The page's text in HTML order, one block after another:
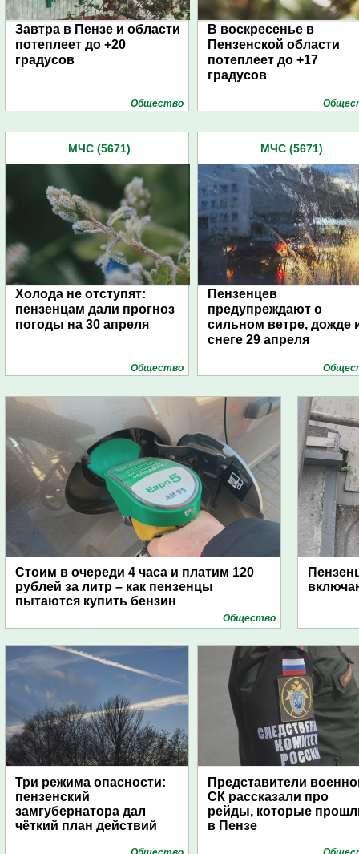
Завтра в Пензе и области
потеплеет до +20
градусов
Общество
В воскресенье в
Пензенской области
потеплеет до +17
градусов
МЧС (5671)
Холода не отступят:
пензенцам дали прогноз
погоды на 30 апреля
Общество
МЧС (5671)
Пензенцев
предупреждают о
сильном ветре, дожде
снеге 29 апреля
Стоим в очереди 4 часа и платим 120
рублей за литр – как пензенцы
пытаются купить бензин
Общество
Три режима опасности:
пензенский
замгубернатора дал
чёткий план действий
Представители
СК рассказали про
рейды, которые
в Пензе